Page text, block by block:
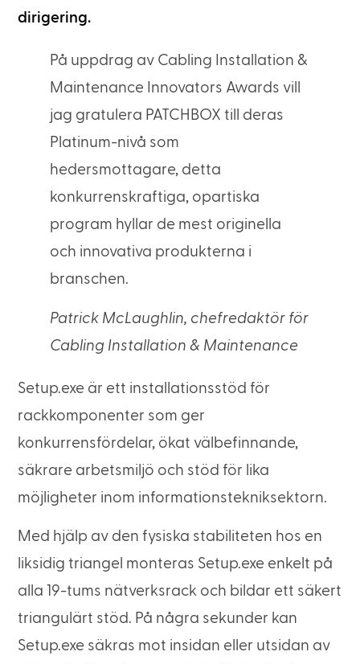
dirigering.
På uppdrag av Cabling Installation &
Maintenance Innovators Awards vill
jag gratulera PATCHBOX till deras
Platinum-nivå som
hedersmottagare, detta
konkurrenskraftiga, opartiska
program hyllar de mest originella
och innovativa produkterna i
branschen.
Patrick McLaughlin, chefredaktör för
Cabling Installation & Maintenance
Setup.exe är ett installationsstöd för
rackkomponenter som ger
konkurrensfördelar, ökat välbefinnande,
säkrare arbetsmiljö och stöd för lika
möjligheter inom informationstekniksektorn.
Med hjälp av den fysiska stabiliteten hos en
liksidig triangel monteras Setup.exe enkelt på
alla 19-tums nätverksrack och bildar ett säkert
triangulärt stöd. På några sekunder kan
Setup.exe säkras mot insidan eller utsidan av